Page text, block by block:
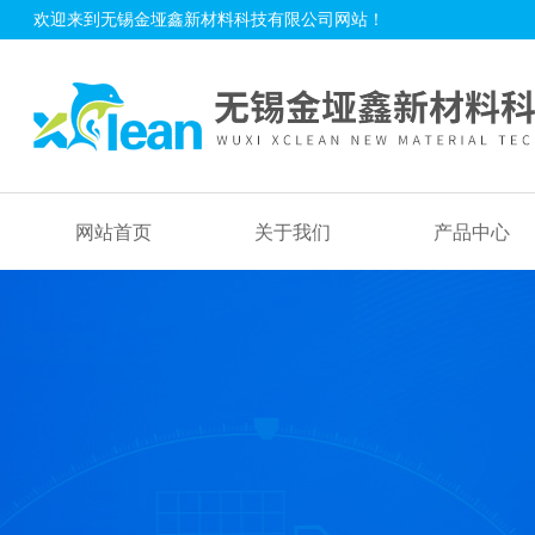
欢迎来到无锡金垭鑫新材料科技有限公司网站！
网站首页 关于我们 产品中心